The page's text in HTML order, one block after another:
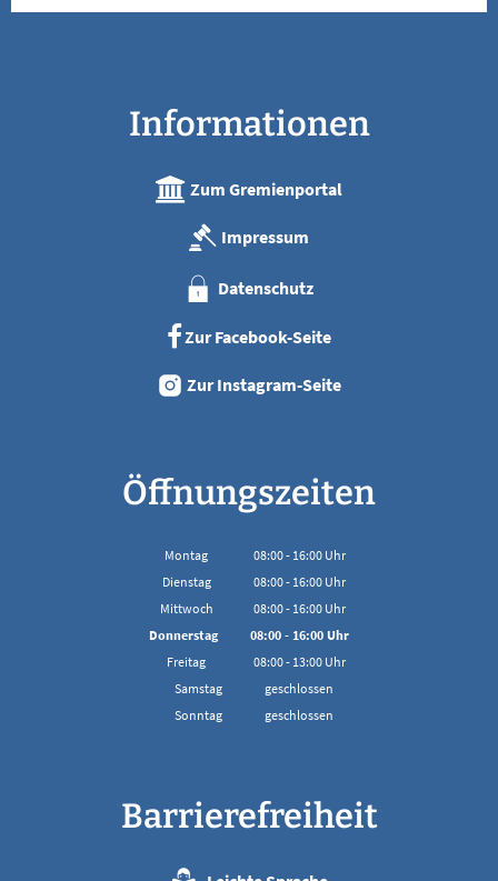
Informationen
Zum Gremienportal
Impressum
Datenschutz
Zur Facebook-Seite
Zur Instagram-Seite
Öffnungszeiten
Montag 08:00- 16:00Uhr
Von 08:00 bis 16:00 Uhr
Dienstag 08:00- 16:00Uhr
Von 08:00 bis 16:00 Uhr
Mittwoch 08:00- 16:00Uhr
Von 08:00 bis 16:00 Uhr
Donnerstag 08:00- 16:00Uhr
Von 08:00 bis 16:00 Uhr
Freitag 08:00- 13:00Uhr
Von 08:00 bis 13:00 Uhr
Samstag
geschlossen
Sonntag
geschlossen
Barrierefreiheit